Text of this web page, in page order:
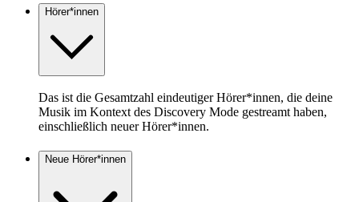
Hörer*innen
Das ist die Gesamtzahl eindeutiger Hörer*innen, die deine
Musik im Kontext des Discovery Mode gestreamt haben,
einschließlich neuer Hörer*innen.
Neue Hörer*innen